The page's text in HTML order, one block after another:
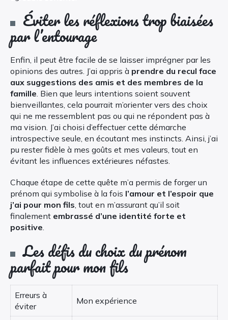
Éviter les réflexions trop biaisées
par l’entourage
Enfin, il peut être facile de se laisser imprégner par les
opinions des autres. J’ai appris à prendre du recul face
aux suggestions des amis et des membres de la
famille . Bien que leurs intentions soient souvent
bienveillantes, cela pourrait m’orienter vers des choix
qui ne me ressemblent pas ou qui ne répondent pas à
ma vision. J’ai choisi d’effectuer cette démarche
introspective seule, en écoutant mes instincts. Ainsi, j’ai
pu rester fidèle à mes goûts et mes valeurs, tout en
évitant les influences extérieures néfastes.
Chaque étape de cette quête m’a permis de forger un
prénom qui symbolise à la fois l’amour et l’espoir que
j’ai pour mon fils , tout en m’assurant qu’il soit
finalement embrassé d’une identité forte et
positive
Les défis du choix du prénom
parfait pour mon fils
Erreurs à
éviter
Mon expérience